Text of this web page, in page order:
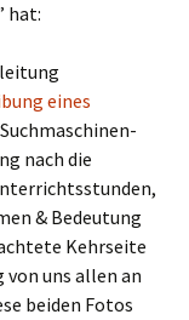
hat:
eines
nach die
& Bedeutung
Kehrseite
uns allen an
beiden Fotos